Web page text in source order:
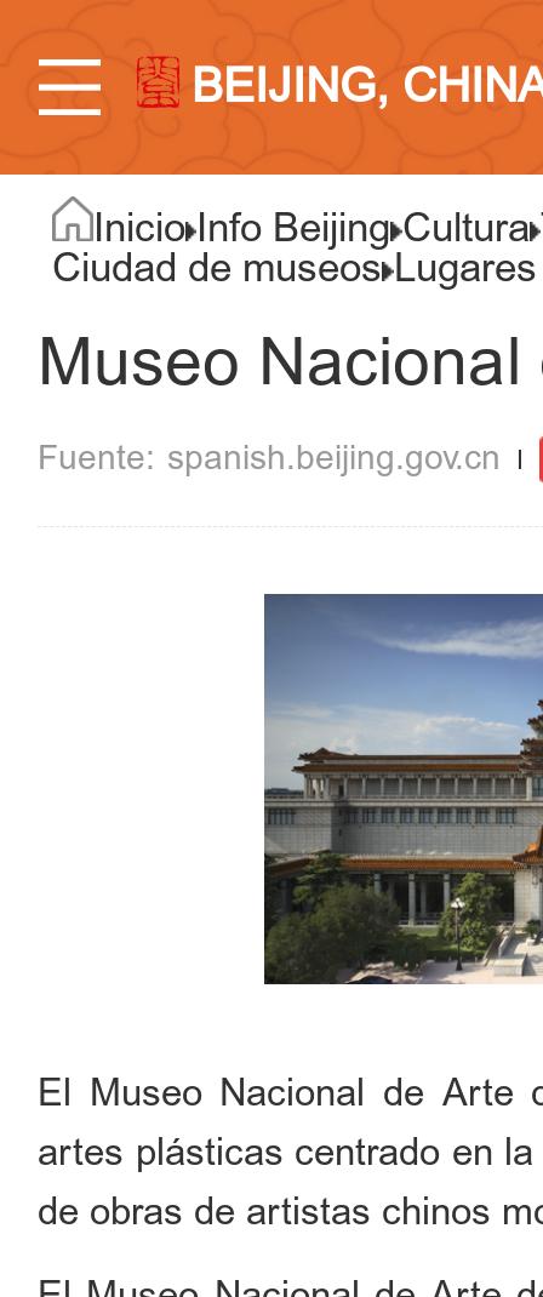
BEIJING,
Inicio Info Beijing Cultura
Ciudad de museos Lugares
Museo
spanish.beijing.gov.cn
El Museo Nacional de Arte
artes plásticas centrado en
de obras de artistas chinos